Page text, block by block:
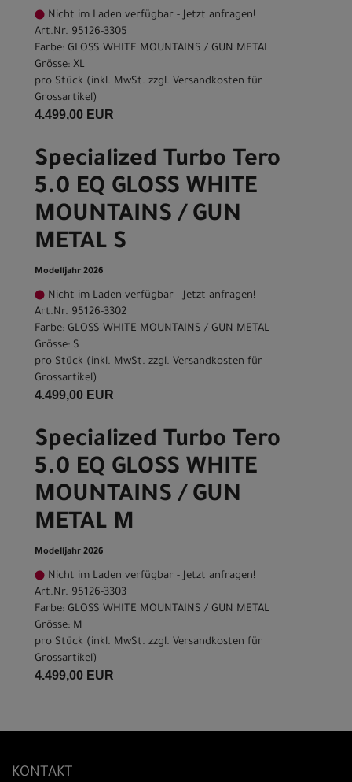
Nicht im Laden verfügbar - Jetzt anfragen!
Art.Nr. 95126-3305
Farbe: GLOSS WHITE MOUNTAINS / GUN METAL
Grösse: XL
pro Stück (inkl. MwSt. zzgl. Versandkosten für
Grossartikel)
4.499,00 EUR
Specialized Turbo Tero
5.0 EQ GLOSS WHITE
MOUNTAINS / GUN
METAL S
Modelljahr 2026
Nicht im Laden verfügbar - Jetzt anfragen!
Art.Nr. 95126-3302
Farbe: GLOSS WHITE MOUNTAINS / GUN METAL
Grösse: S
pro Stück (inkl. MwSt. zzgl. Versandkosten für
Grossartikel)
4.499,00 EUR
Specialized Turbo Tero
5.0 EQ GLOSS WHITE
MOUNTAINS / GUN
METAL M
Modelljahr 2026
Nicht im Laden verfügbar - Jetzt anfragen!
Art.Nr. 95126-3303
Farbe: GLOSS WHITE MOUNTAINS / GUN METAL
Grösse: M
pro Stück (inkl. MwSt. zzgl. Versandkosten für
Grossartikel)
4.499,00 EUR
KONTAKT